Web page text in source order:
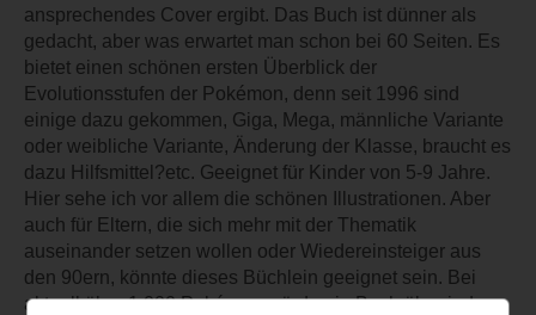
ansprechendes Cover ergibt. Das Buch ist dünner als
gedacht, aber was erwartet man schon bei 60 Seiten. Es
bietet einen schönen ersten Überblick der
Evolutionsstufen der Pokémon, denn seit 1996 sind
einige dazu gekommen, Giga, Mega, männliche Variante
oder weibliche Variante, Änderung der Klasse, braucht es
dazu Hilfsmittel?etc. Geeignet für Kinder von 5-9 Jahre.
Hier sehe ich vor allem die schönen Illustrationen. Aber
auch für Eltern, die sich mehr mit der Thematik
auseinander setzen wollen oder Wiedereinsteiger aus
den 90ern, könnte dieses Büchlein geeignet sein. Bei
aktuell über 1.000 Pokémon würde ein Buch über jedes